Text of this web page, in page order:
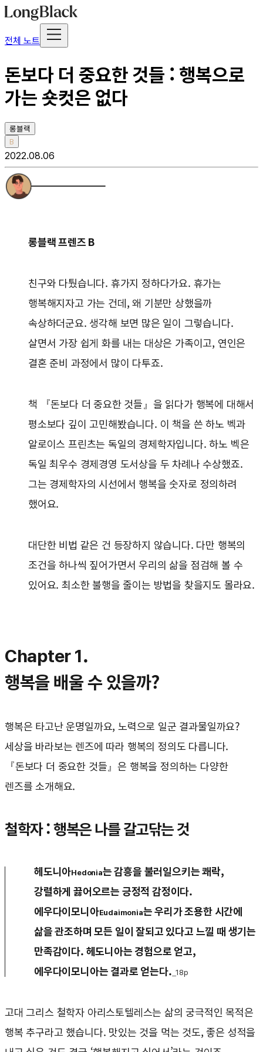
전체 노트
돈보다 더 중요한 것들 : 행복으로
가는 숏컷은 없다
롱블랙
B
2022.08.06
롱블랙 프렌즈 B
친구와 다퉜습니다. 휴가지 정하다가요. 휴가는
행복해지자고 가는 건데, 왜 기분만 상했을까
속상하더군요. 생각해 보면 많은 일이 그렇습니다.
살면서 가장 쉽게 화를 내는 대상은 가족이고, 연인은
결혼 준비 과정에서 많이 다투죠.
책 『돈보다 더 중요한 것들』을 읽다가 행복에 대해서
평소보다 깊이 고민해봤습니다. 이 책을 쓴 하노 벡과
알로이스 프린츠는 독일의 경제학자입니다. 하노 벡은
독일 최우수 경제경영 도서상을 두 차례나 수상했죠.
그는 경제학자의 시선에서 행복을 숫자로 정의하려
했어요.
대단한 비법 같은 건 등장하지 않습니다. 다만 행복의
조건을 하나씩 짚어가면서 우리의 삶을 점검해 볼 수
있어요. 최소한 불행을 줄이는 방법을 찾을지도 몰라요.
Chapter 1.
행복을 배울 수 있을까?
행복은 타고난 운명일까요, 노력으로 일군 결과물일까요?
세상을 바라보는 렌즈에 따라 행복의 정의도 다릅니다.
『돈보다 더 중요한 것들』은 행복을 정의하는 다양한
렌즈를 소개해요.
철학자 : 행복은 나를 갈고닦는 것
헤도니아Hedonia는 감흥을 불러일으키는 쾌락,
강렬하게 끓어오르는 긍정적 감정이다.
에우다이모니아Eudaimonia는 우리가 조용한 시간에
삶을 관조하며 모든 일이 잘되고 있다고 느낄 때 생기는
만족감이다. 헤도니아는 경험으로 얻고,
에우다이모니아는 결과로 얻는다. _18p
고대 그리스 철학자 아리스토텔레스는 삶의 궁극적인 목적은
행복 추구라고 했습니다. 맛있는 것을 먹는 것도, 좋은 성적을